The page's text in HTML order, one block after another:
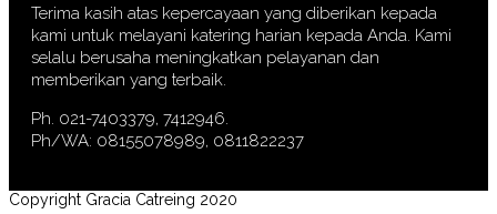
Terima kasih atas kepercayaan yang diberikan kepada
kami untuk melayani katering harian kepada Anda. Kami
selalu berusaha meningkatkan pelayanan dan
memberikan yang terbaik.
Ph. 021-7403379, 7412946.
Ph/WA: 08155078989, 0811822237
Copyright Gracia Catreing 2020